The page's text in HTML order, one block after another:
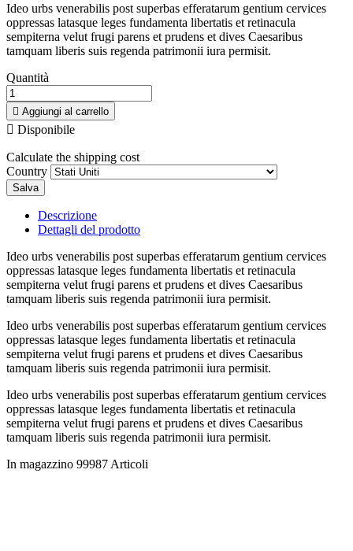
Ideo urbs venerabilis post superbas efferatarum gentium cervices
oppressas latasque leges fundamenta libertatis et retinacula
sempiterna velut frugi parens et prudens et dives Caesaribus
tamquam liberis suis regenda patrimonii iura permisit.
Quantità
 Aggiungi al carrello
 Disponibile
Calculate the shipping cost
Country
Salva
Descrizione
Dettagli del prodotto
Ideo urbs venerabilis post superbas efferatarum gentium cervices
oppressas latasque leges fundamenta libertatis et retinacula
sempiterna velut frugi parens et prudens et dives Caesaribus
tamquam liberis suis regenda patrimonii iura permisit.
Ideo urbs venerabilis post superbas efferatarum gentium cervices
oppressas latasque leges fundamenta libertatis et retinacula
sempiterna velut frugi parens et prudens et dives Caesaribus
tamquam liberis suis regenda patrimonii iura permisit.
Ideo urbs venerabilis post superbas efferatarum gentium cervices
oppressas latasque leges fundamenta libertatis et retinacula
sempiterna velut frugi parens et prudens et dives Caesaribus
tamquam liberis suis regenda patrimonii iura permisit.
In magazzino 99987 Articoli